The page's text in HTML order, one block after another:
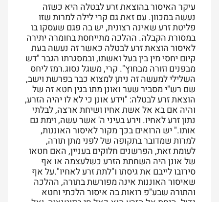
עיקר האיסור בהוצאת זרע לבטלה היא כשזה
נעשה במכוון. עם זאת גם קרי לילה למרות שזו
פליטת זרע שאינה רצונית, יש בה פגם שעסקו בו
במסורת הקבלה. ההלכה מתייחסת בחומרה יתירה
לאיסור הוצאת זרע לבטלה כאשר זה נעשה בעת
קיום יחסי מין בין בעל ואשתו, ובמסגרתו הגבר "דש
מבפנים וזורה מבחוץ". קרי, משגל נסוג.רמז ליחס
השלילי למעשה זה ניתן למצוא כבר בפרשת וישב,
שם רש"י מסביר שער ואונן מתו בגין חטא זה של
הוצאת זרע לבטלה: "וידע אונן כי לא לו יהיה הזרע,
והיה אם בא אל אשת אחיו ושיחת ארצה, לבלתי
נתון זרע לאחיו. וירע בעיני ה' אשר עשה, וימת גם
אותו." יש הרואים בכך מקור לאיסור האוננות,
למרות שמדובר בתקופה של לפני מתן תורה,
לעומת זאת, הפרשנים חלוקים בעניין, האם חטאו
של אונן היה השחתת הזרע כשלעצמה או אף
סירובו לייבם את גיסתו ו"לתת זרע לאחיו".על אף
שאיסור האוננות אינה מפורשת בתורה, ההלכה
והתורה שבע"פ רואות בה איסור הלכתי וחטא